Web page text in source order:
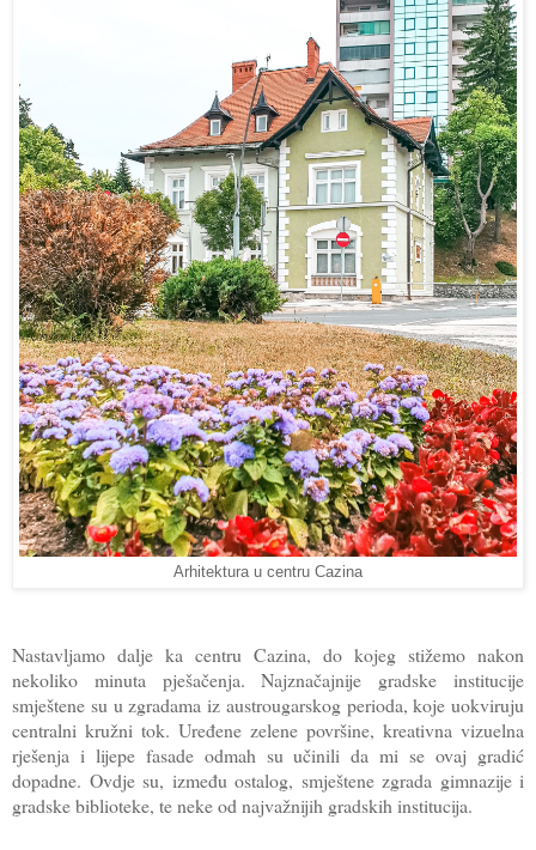
Arhitektura u centru Cazina
Nastavljamo dalje ka centru Cazina, do kojeg stižemo nakon
nekoliko minuta pješačenja. Najznačajnije gradske institucije
smještene su u zgradama iz austrougarskog perioda, koje uokviruju
centralni kružni tok. Uređene zelene površine, kreativna vizuelna
rješenja i lijepe fasade odmah su učinili da mi se ovaj gradić
dopadne. Ovdje su, između ostalog, smještene zgrada gimnazije i
gradske biblioteke, te neke od najvažnijih gradskih institucija.